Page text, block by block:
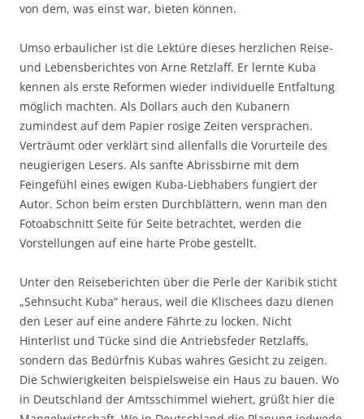
von dem, was einst war, bieten können.
Umso erbaulicher ist die Lektüre dieses herzlichen Reise-
und Lebensberichtes von Arne Retzlaff. Er lernte Kuba
kennen als erste Reformen wieder individuelle Entfaltung
möglich machten. Als Dollars auch den Kubanern
zumindest auf dem Papier rosige Zeiten versprachen.
Verträumt oder verklärt sind allenfalls die Vorurteile des
neugierigen Lesers. Als sanfte Abrissbirne mit dem
Feingefühl eines ewigen Kuba-Liebhabers fungiert der
Autor. Schon beim ersten Durchblättern, wenn man den
Fotoabschnitt Seite für Seite betrachtet, werden die
Vorstellungen auf eine harte Probe gestellt.
Unter den Reiseberichten über die Perle der Karibik sticht
„Sehnsucht Kuba“ heraus, weil die Klischees dazu dienen
den Leser auf eine andere Fährte zu locken. Nicht
Hinterlist und Tücke sind die Antriebsfeder Retzlaffs,
sondern das Bedürfnis Kubas wahres Gesicht zu zeigen.
Die Schwierigkeiten beispielsweise ein Haus zu bauen. Wo
in Deutschland der Amtsschimmel wiehert, grüßt hier die